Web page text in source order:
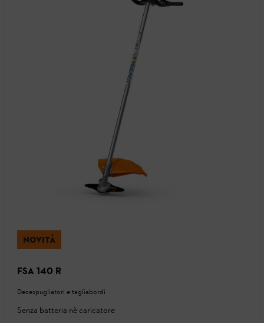
NOVITÀ
FSA 140 R
Decespugliatori e tagliabordi
Senza batteria nè caricatore